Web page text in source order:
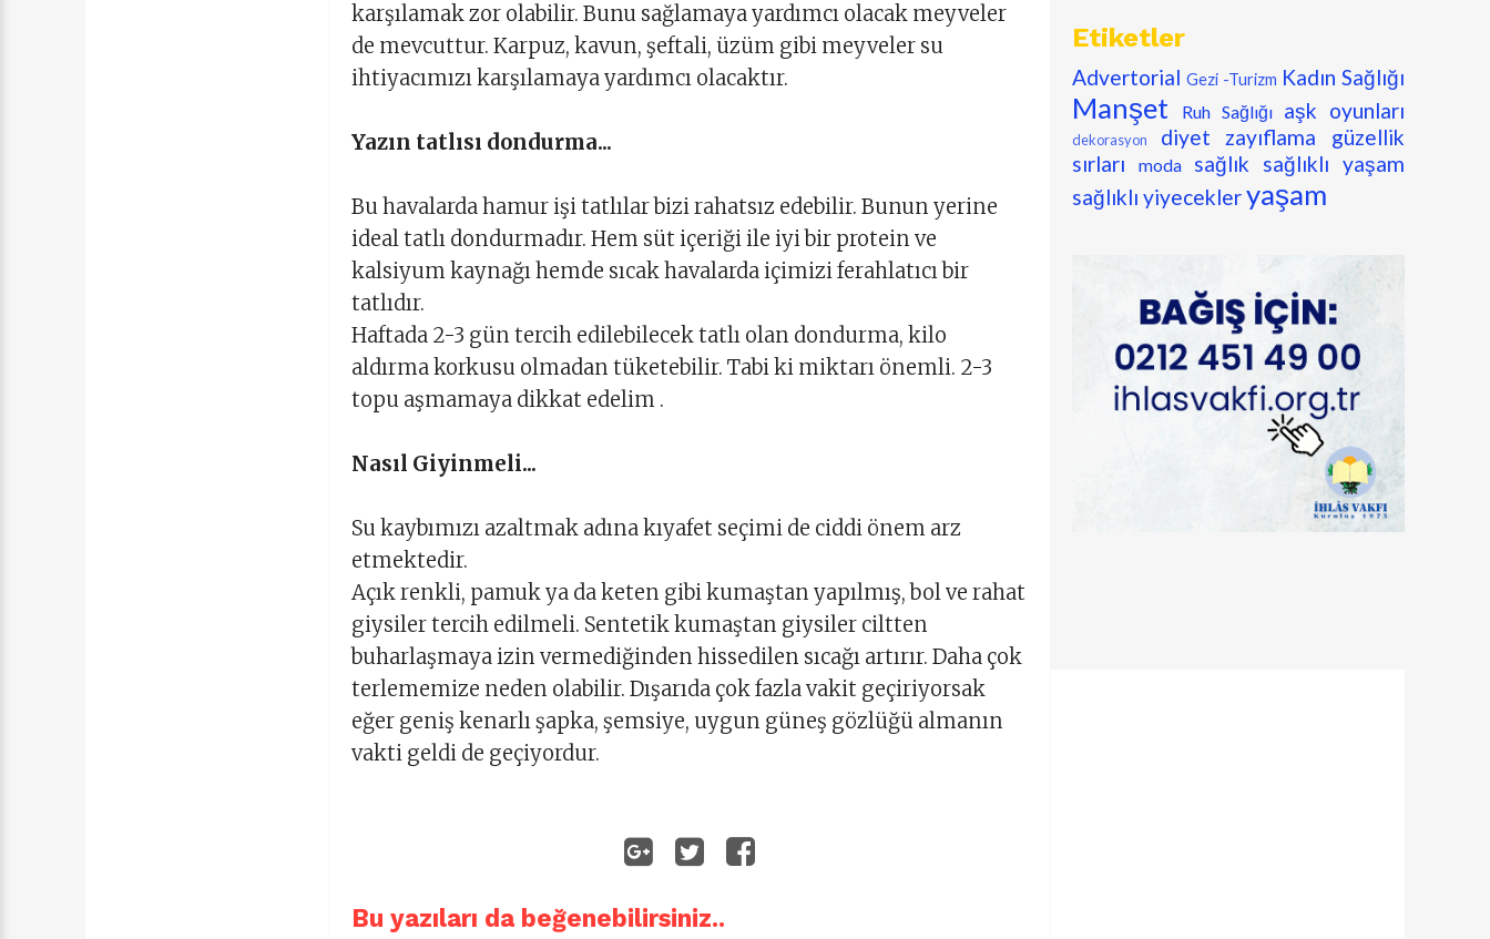
karşılamak zor olabilir. Bunu sağlamaya yardımcı olacak meyveler
de mevcuttur. Karpuz, kavun, şeftali, üzüm gibi meyveler su
ihtiyacımızı karşılamaya yardımcı olacaktır.
Yazın tatlısı dondurma...
Bu havalarda hamur işi tatlılar bizi rahatsız edebilir. Bunun yerine
ideal tatlı dondurmadır. Hem süt içeriği ile iyi bir protein ve
kalsiyum kaynağı hemde sıcak havalarda içimizi ferahlatıcı bir
tatlıdır.
Haftada 2-3 gün tercih edilebilecek tatlı olan dondurma, kilo
aldırma korkusu olmadan tüketebilir. Tabi ki miktarı önemli. 2-3
topu aşmamaya dikkat edelim .
Nasıl Giyinmeli...
Su kaybımızı azaltmak adına kıyafet seçimi de ciddi önem arz
etmektedir.
Açık renkli, pamuk ya da keten gibi kumaştan yapılmış, bol ve rahat
giysiler tercih edilmeli. Sentetik kumaştan giysiler ciltten
buharlaşmaya izin vermediğinden hissedilen sıcağı artırır. Daha çok
terlememize neden olabilir. Dışarıda çok fazla vakit geçiriyorsak
eğer geniş kenarlı şapka, şemsiye, uygun güneş gözlüğü almanın
vakti geldi de geçiyordur.
Bu yazıları da beğenebilirsiniz..
Etiketler
Advertorial Gezi -Turizm Kadın Sağlığı
Manşet Ruh Sağlığı aşk oyunları
dekorasyon diyet zayıflama
güzellik
sırları
moda sağlık
sağlıklı yaşam
sağlıklı yiyecekleryaşam